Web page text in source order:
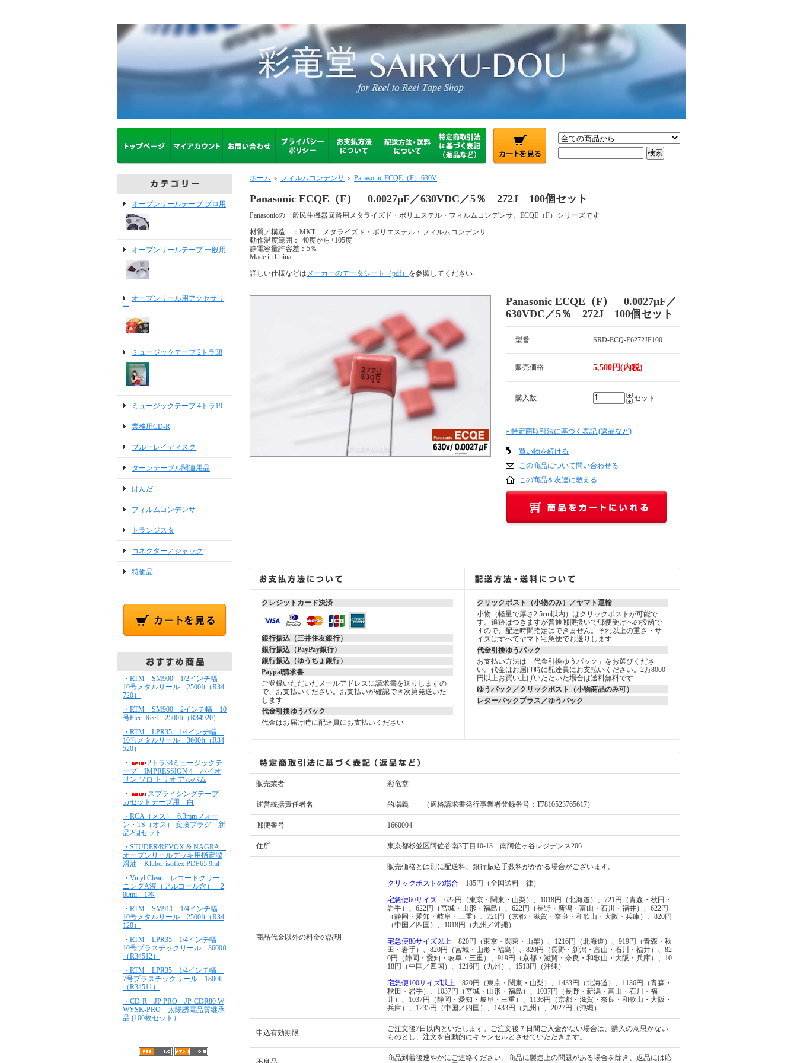
オープンリールテープ プロ用
オープンリールテープ 一般用
オープンリール用アクセサリ
ー
ミュージックテープ 2トラ38
ミュージックテープ 4トラ19
業務用CD-R
ブルーレイディスク
ターンテーブル関連用品
はんだ
フィルムコンデンサ
トランジスタ
コネクター／ジャック
特価品
・RTM SM900 1/2インチ幅
10号メタルリール 2500ft（R34
720）
・RTM SM900 2インチ幅 10
号Plec. Reel 2500ft（R34920）
・RTM LPR35 1/4インチ幅
10号メタルリール 3600ft（R34
520）
・
2トラ38ミュージックテ
ープ IMPRESSION 4 バイオ
リン ソロ トリオ アルバム
・
スプライシングテープ
カセットテープ用 白
・RCA（メス）- 6.3mmフォー
ン・TS（オス） 変換プラグ 新
品2個セット
・STUDER/REVOX & NAGRA
オープンリールデッキ用指定潤
滑油 Kluber isoflex PDP65 9ml
・Vinyl Clean レコードクリー
ニングA液（アルコール含） 2
00ml 1本
・RTM SM911 1/4インチ幅
10号メタルリール 2500ft（R34
120）
・RTM LPR35 1/4インチ幅
10号プラスチックリール 3600ft
（R34512）
・RTM LPR35 1/4インチ幅
7号プラスチックリール 1800ft
（R34511）
・CD-R JP PRO JP-CDR80 W
WYSK-PRO 太陽誘電品質継承
品 (100枚セット）
ホーム ＞ フィルムコンデンサ ＞ Panasonic ECQE（F）630V
Panasonic ECQE（F） 0.0027μF／630VDC／5％ 272J 100個セット
Panasonicの一般民生機器回路用メタライズド・ポリエステル・フィルムコンデンサ、ECQE（F）シリーズです
材質／構造 ：MKT メタライズド・ポリエステル・フィルムコンデンサ
動作温度範囲：-40度から+105度
静電容量許容差：5％
Made in China
詳しい仕様などは メーカーのデータシート（pdf） を参照してください
Panasonic ECQE（F） 0.0027μF／
630VDC／5％ 272J 100個セット
型番 SRD-ECQ-E6272JF100
販売価格 5,500円(内税)
購入数 セット
» 特定商取引法に基づく表記 (返品など)
買い物を続ける
この商品について問い合わせる
この商品を友達に教える
クレジットカード決済
銀行振込（三井住友銀行）
銀行振込（PayPay銀行）
銀行振込（ゆうちょ銀行）
Paypal請求書
ご登録いただいたメールアドレスに請求書を送りしますの
で、お支払いください。お支払いが確認でき次第発送いた
します
代金引換ゆうパック
代金はお届け時に配達員にお支払いください
クリックポスト（小物のみ）／ヤマト運輸
小物（軽量で厚さ2.5cm以内）はクリックポストが可能で
す。追跡はつきますが普通郵便扱いで郵便受けへの投函で
すので、配達時間指定はできません。それ以上の重さ・サ
イズはすべてヤマト宅急便でお送りします
代金引換ゆうパック
お支払い方法は「代金引換ゆうパック」をお選びくださ
い。代金はお届け時に配達員にお支払いください。2万8000
円以上お買い上げいただいた場合は送料無料です
ゆうパック／クリックポスト（小物商品のみ可）
レターパックプラス／ゆうパック
販売業者 彩竜堂
運営統括責任者名 的場義一 （適格請求書発行事業者登録番号：T7810523765617）
郵便番号 1660004
住所 東京都杉並区阿佐谷南3丁目10-13 南阿佐ヶ谷レジデンス206
商品代金以外の料金の説明
販売価格とは別に配送料、銀行振込手数料がかかる場合がございます。
クリックポストの場合 185円（全国送料一律）
宅急便60サイズ 622円（東京・関東・山梨）、1018円（北海道）、721円（青森・秋田・
岩手）、622円（宮城・山形・福島）、622円（長野・新潟・富山・石川・福井）、622円
（静岡・愛知・岐阜・三重）、721円（京都・滋賀・奈良・和歌山・大阪・兵庫）、820円
（中国／四国）、1018円（九州／沖縄）
宅急便80サイズ以上 820円（東京・関東・山梨）、1216円（北海道）、919円（青森・秋
田・岩手）、820円（宮城・山形・福島）、820円（長野・新潟・富山・石川・福井）、82
0円（静岡・愛知・岐阜・三重）、919円（京都・滋賀・奈良・和歌山・大阪・兵庫）、10
18円（中国／四国）、1216円（九州）、1513円（沖縄）
宅急便100サイズ以上 820円（東京・関東・山梨）、1433円（北海道）、1136円（青森・
秋田・岩手）、1037円（宮城・山形・福島）、1037円（長野・新潟・富山・石川・福
井）、1037円（静岡・愛知・岐阜・三重）、1136円（京都・滋賀・奈良・和歌山・大阪・
兵庫）、1235円（中国／四国）、1433円（九州）、2027円（沖縄）
申込有効期限
ご注文後7日以内といたします。ご注文後７日間ご入金がない場合は、購入の意思がない
ものとし、注文を自動的にキャンセルとさせていただきます。
商品到着後速やかにご連絡ください。商品に製造上の問題がある場合を除き、返品には応